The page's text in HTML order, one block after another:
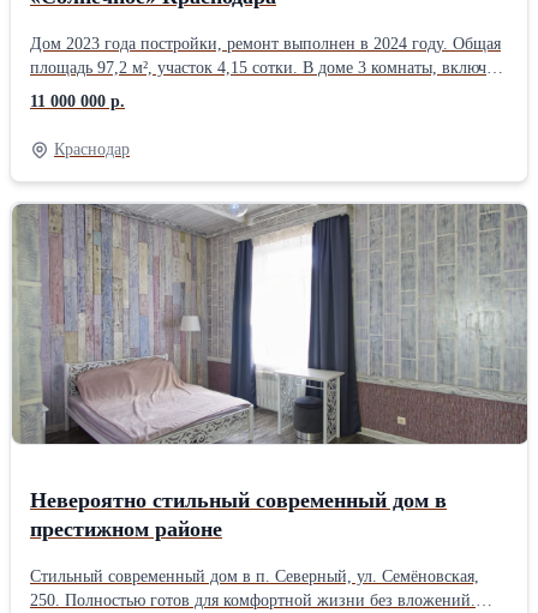
Дом 2023 года постройки, ремонт выполнен в 2024 году. Общая
площадь 97,2 м², участок 4,15 сотки. В доме 3 комнаты, включая
комнату на мансарде, санузел с ванной, кухня и просторная
прихожая. Высота потолков 2,8 м. Дом полностью готов к
проживанию и не требует вложений. Остаются кухонный
гарнитур, бытовая техника, кондиционеры и часть мебели.
Качественное строительство: газобетон и кирпич с утеплением,
ленточный фундамент, утеплённая кровля, металлопластиковые
окна. Коммуникации: • электричество 15 кВт; • скважина 30 м; •
септик 8 м³; • бойлер 80 л; • оптоволоконный интернет; • газ
проходит по меже. Участок благоустроен: бетонный двор,
огород, сад, виноград, клубника и розы. Фасад 20 м, удобный
заезд. Отличное расположение с выездом на Ейское и
Ростовское шоссе. До детского сада 200 м, до школы 1 км. Тихий
зелёный район с хорошими соседями и чистым воздухом.
11 000 000 р.
Краснодар
Невероятно стильный современный дом в
престижном районе
Стильный современный дом в п. Северный, ул. Семёновская,
250. Полностью готов для комфортной жизни без вложений.